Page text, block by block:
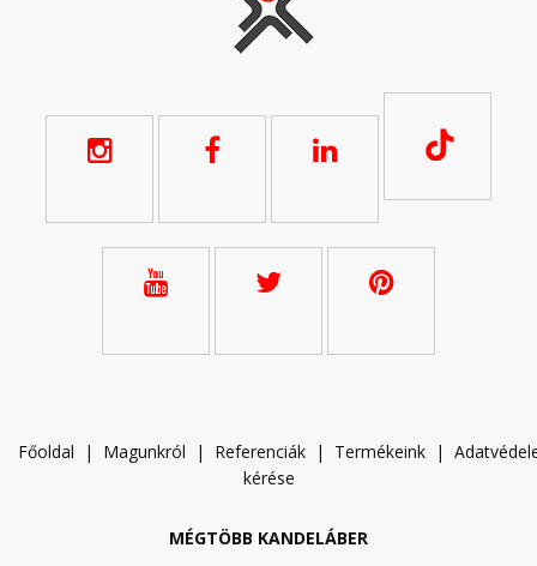
Főoldal | Magunkról | Referenciák | Termékeink | A
kérése
MÉGTÖBB KANDELÁBER